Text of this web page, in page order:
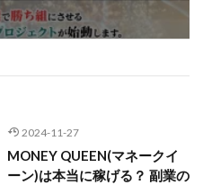
2024-11-27
MONEY QUEEN(マネークイ
ーン)は本当に稼げる？ 副業の